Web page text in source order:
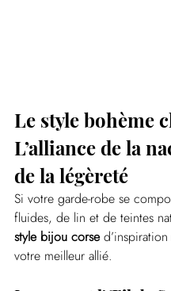
Le style bohème
L’alliance de la
de la légèreté
Si votre garde-robe se
fluides, de lin et de teintes
style bijou corse d’inspiration
votre meilleur allié.